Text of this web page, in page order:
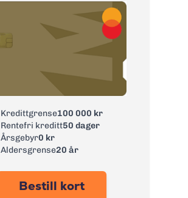
Reise- og
avbestillingsforsikring
- 6 valgfrie
Tannhelseforsikring,
Betalingsforsikring
Betalingsforsikring
lån, Helårs
reiseforsirng,
Leiebilsforsikring
tyveriforsikring
0 kr
Kredittgrense100 000 kr
Rentefri kreditt50 dager
Årsgebyr0 kr
Aldersgrense20 år
Bestill kort